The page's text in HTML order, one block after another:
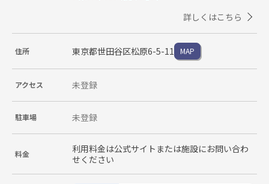
詳しくはこちら
住所 東京都世田谷区松原6-5-11 MAP
アクセス 未登録
駐車場 未登録
料金
利用料金は公式サイトまたは施設にお問い合わ
せください